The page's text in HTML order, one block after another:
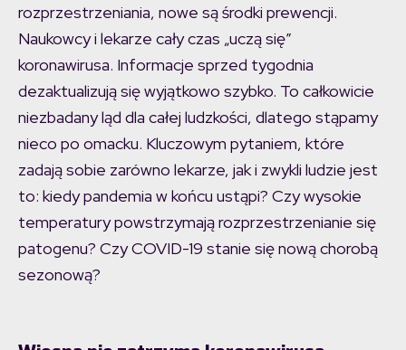
rozprzestrzeniania, nowe są środki prewencji.
Naukowcy i lekarze cały czas „uczą się”
koronawirusa. Informacje sprzed tygodnia
dezaktualizują się wyjątkowo szybko. To całkowicie
niezbadany ląd dla całej ludzkości, dlatego stąpamy
nieco po omacku. Kluczowym pytaniem, które
zadają sobie zarówno lekarze, jak i zwykli ludzie jest
to: kiedy pandemia w końcu ustąpi? Czy wysokie
temperatury powstrzymają rozprzestrzenianie się
patogenu? Czy COVID-19 stanie się nową chorobą
sezonową?